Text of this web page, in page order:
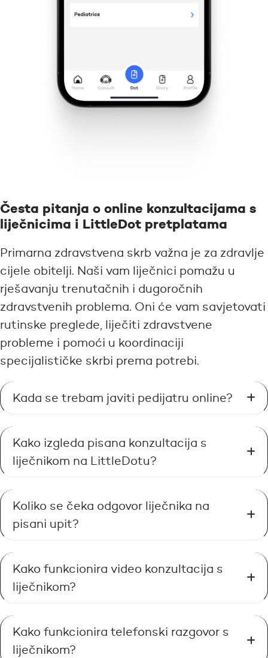
Česta pitanja o online konzultacijama s
liječnicima i LittleDot pretplatama
Primarna zdravstvena skrb važna je za zdravlje
cijele obitelji. Naši vam liječnici pomažu u
rješavanju trenutačnih i dugoročnih
zdravstvenih problema. Oni će vam savjetovati
rutinske preglede, liječiti zdravstvene
probleme i pomoći u koordinaciji
specijalističke skrbi prema potrebi.
Kada se trebam javiti pedijatru online?
Kako izgleda pisana konzultacija s
liječnikom na LittleDotu?
Koliko se čeka odgovor liječnika na
pisani upit?
Kako funkcionira video konzultacija s
liječnikom?
Kako funkcionira telefonski razgovor s
liječnikom?